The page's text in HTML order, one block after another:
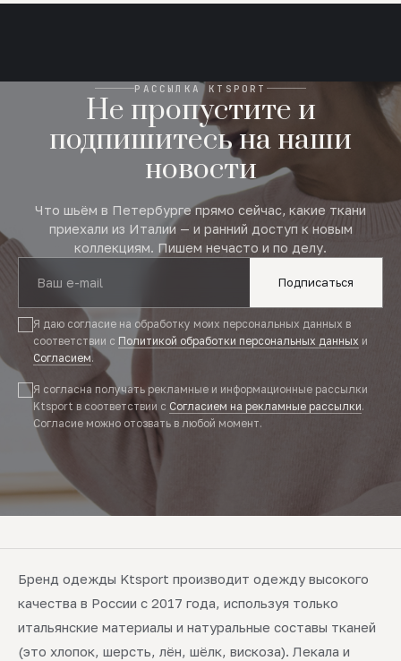
РАССЫЛКА KTSPORT
Не пропустите и
подпишитесь на наши
новости
Что шьём в Петербурге прямо сейчас, какие ткани
приехали из Италии — и ранний доступ к новым
коллекциям. Пишем нечасто и по делу.
Подписаться
Я даю согласие на обработку моих персональных данных в
соответствии с Политикой обработки персональных данных и
Согласием.
Я согласна получать рекламные и информационные рассылки
Ktsport в соответствии с Согласием на рекламные рассылки.
Согласие можно отозвать в любой момент.
Бренд одежды Ktsport производит одежду высокого
качества в России с 2017 года, используя только
итальянские материалы и натуральные составы тканей
(это хлопок, шерсть, лён, шёлк, вискоза). Лекала и